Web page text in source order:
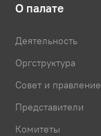
О палате
Деятельность
Оргструктура
Совет и правление
Представители
Комитеты